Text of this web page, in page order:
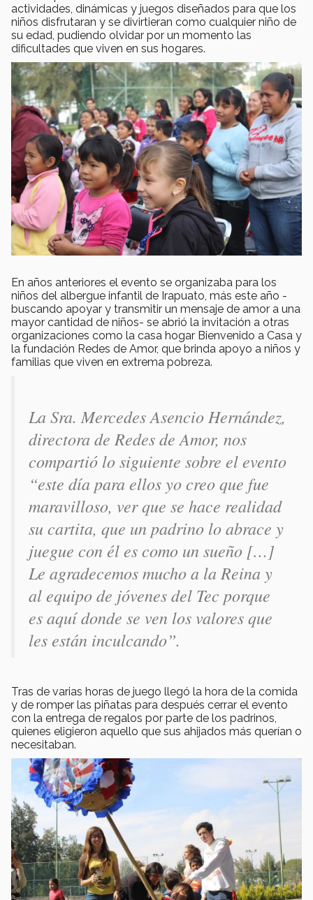
actividades, dinámicas y juegos diseñados para que los
niños disfrutaran y se divirtieran como cualquier niño de
su edad, pudiendo olvidar por un momento las
dificultades que viven en sus hogares.
En años anteriores el evento se organizaba para los
niños del albergue infantil de Irapuato, más este año -
buscando apoyar y transmitir un mensaje de amor a una
mayor cantidad de niños- se abrió la invitación a otras
organizaciones como la casa hogar Bienvenido a Casa y
la fundación Redes de Amor, que brinda apoyo a niños y
familias que viven en extrema pobreza.
La Sra. Mercedes Asencio Hernández,
directora de Redes de Amor, nos
compartió lo siguiente sobre el evento
“este día para ellos yo creo que fue
maravilloso, ver que se hace realidad
su cartita, que un padrino lo abrace y
juegue con él es como un sueño […]
Le agradecemos mucho a la Reina y
al equipo de jóvenes del Tec porque
es aquí donde se ven los valores que
les están inculcando”.
Tras de varias horas de juego llegó la hora de la comida
y de romper las piñatas para después cerrar el evento
con la entrega de regalos por parte de los padrinos,
quienes eligieron aquello que sus ahijados más querían o
necesitaban.